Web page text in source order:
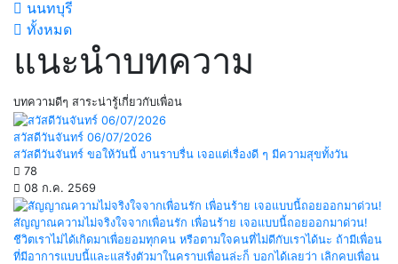
นนทบุรี
ทั้งหมด
แนะนำบทความ
บทความดีๆ สาระน่ารู้เกี่ยวกับเพื่อน
สวัสดีวันจันทร์ 06/07/2026
สวัสดีวันจันทร์ ขอให้วันนี้ งานราบรื่น เจอแต่เรื่องดี ๆ มีความสุขทั้งวัน
78
08 ก.ค. 2569
สัญญาณความไม่จริงใจจากเพื่อนรัก เพื่อนร้าย เจอแบบนี้ถอยออกมาด่วน!
ชีวิตเราไม่ได้เกิดมาเพื่อยอมทุกคน หรือตามใจคนที่ไม่ดีกับเราได้นะ ถ้ามีเพื่อน
ที่มีอาการแบบนี้และแสร้งตัวมาในคราบเพื่อนล่ะก็ บอกได้เลยว่า เลิกคบเพื่อน